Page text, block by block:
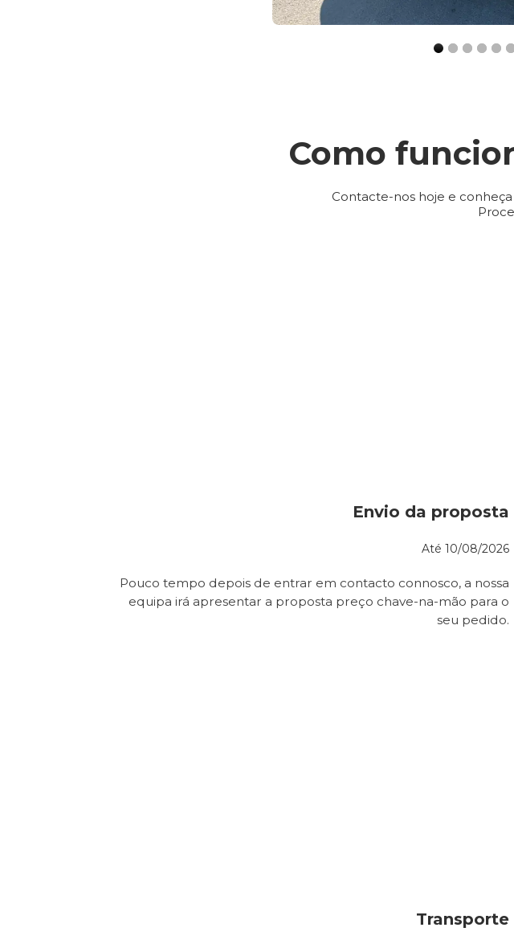
Como
Contacte-nos hoje e
Envio da proposta
Até 10/08/2026
Pouco tempo depois de entrar em contacto connosco, a nossa
equipa irá apresentar a proposta preço chave-na-mão para o
seu pedido.
Transporte